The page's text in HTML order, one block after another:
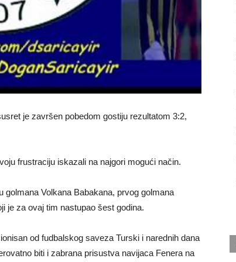
je završen pobedom gostiju rezultatom 3:2,
frustraciju iskazali na najgori mogući način.
Volkana Babakana, prvog golmana
je za ovaj tim nastupao šest godina.
od fudbalskog saveza Turski i narednih dana
biti i zabrana prisustva navijaca Fenera na